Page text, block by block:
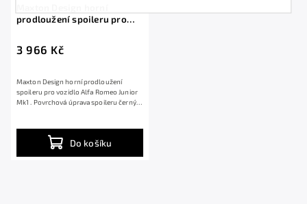
prodloužení spoileru pro
3 966 Kč
Do košíku
Maxton Design horní prodloužení
spoileru pro vozidlo Alfa Romeo Junior
Mk1 . Povrchová úprava spoileru černý